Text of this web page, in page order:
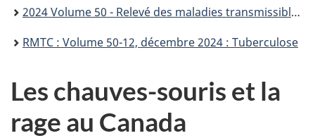
2024 Volume 50 - Relevé des maladies transmissibles au Canada (RMTC)
RMTC : Volume 50-12, décembre 2024 : Tuberculose
Les chauves-souris et la
rage au Canada